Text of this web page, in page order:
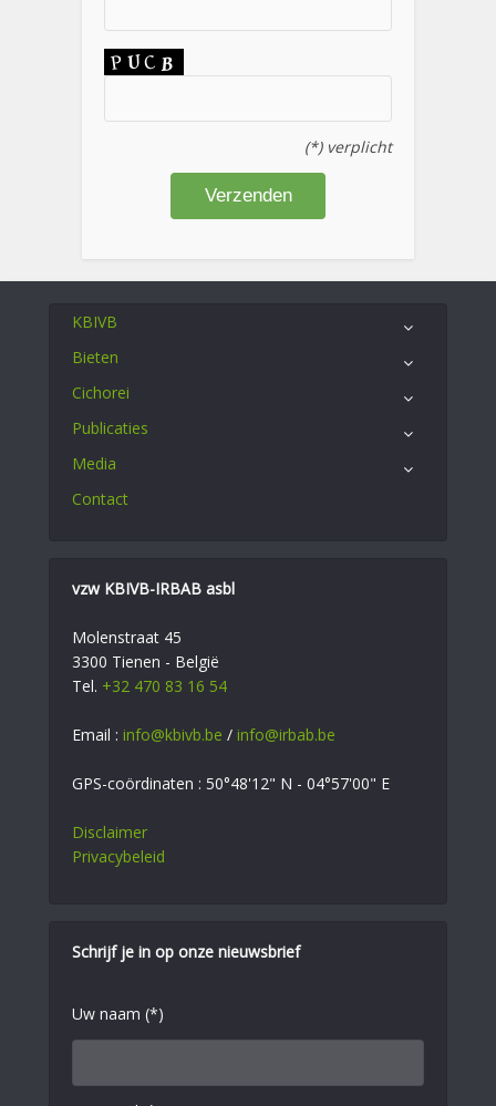
(*) verplicht
KBIVB
Bieten
Cichorei
Publicaties
Media
Contact
vzw KBIVB-IRBAB asbl
Molenstraat 45
3300 Tienen - België
Tel. +32 470 83 16 54
Email : info@kbivb.be / info@irbab.be
GPS-coördinaten : 50°48'12" N - 04°57'00" E
Disclaimer
Privacybeleid
Schrijf je in op onze nieuwsbrief
Uw naam (*)